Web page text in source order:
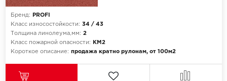
Бренд:
PROFI
Класс износостойкости: 34 / 43
Толщина линолеума,мм: 2
Класс пожарной опасности:
КМ2
Короткое описание: продажа кратно рулонам, от 100м2